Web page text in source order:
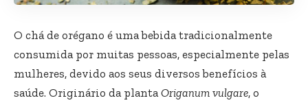
O chá de orégano é uma bebida tradicionalmente
consumida por muitas pessoas, especialmente pelas
mulheres, devido aos seus diversos benefícios à
saúde. Originário da planta Origanum vulgare, o